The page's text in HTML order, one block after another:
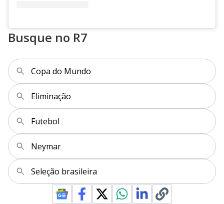
Busque no R7
Copa do Mundo
Eliminação
Futebol
Neymar
Seleção brasileira